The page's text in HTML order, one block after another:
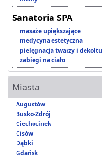
Sanatoria SPA
masaże upiększające
medycyna estetyczna
pielęgnacja twarzy i dekoltu
zabiegi na ciało
Miasta
Augustów
Busko-Zdrój
Ciechocinek
Cisów
Dąbki
Gdańsk